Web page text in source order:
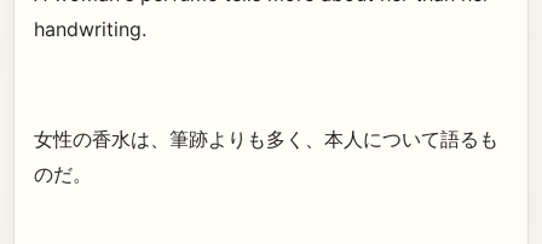
handwriting.
女性の香水は、筆跡よりも多く、本人について語るも
のだ。